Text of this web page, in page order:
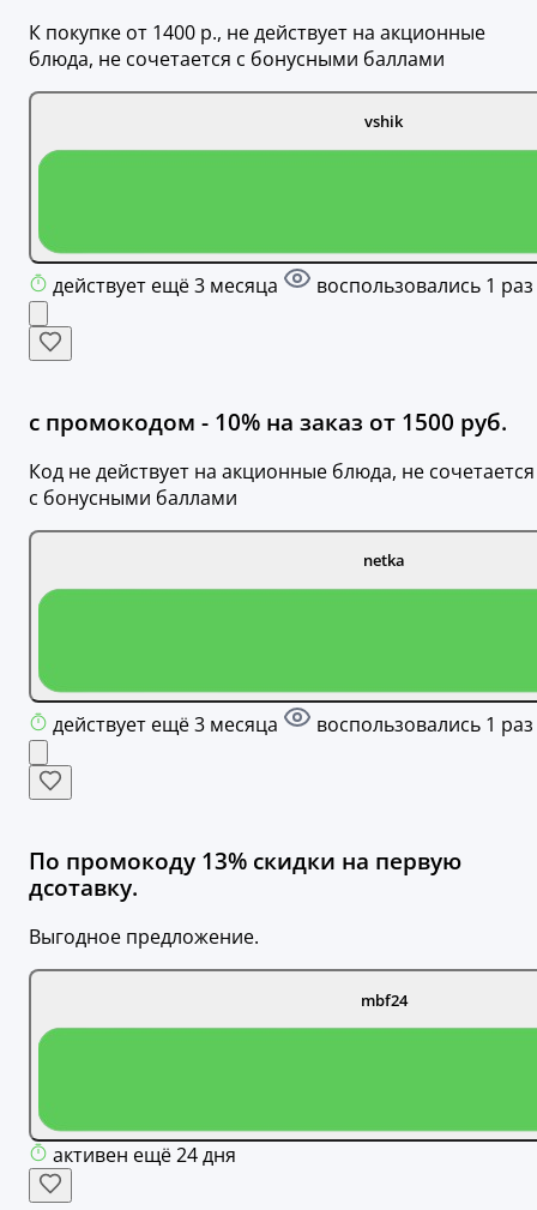
К покупке от 1400 р., не действует на акционные
блюда, не сочетается с бонусными баллами
vshik
действует ещё 3 месяца воспользовались 1 раз
с промокодом - 10% на заказ от 1500 руб.
Код не действует на акционные блюда, не сочетается
с бонусными баллами
netka
действует ещё 3 месяца воспользовались 1 раз
По промокоду 13% скидки на первую
дсотавку.
Выгодное предложение.
mbf24
активен ещё 24 дня